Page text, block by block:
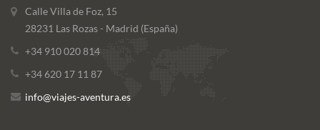
Calle Villa de Foz, 15
28231 Las Rozas - Madrid (España)
+34 910 020 814
+34 620 17 11 87
info@viajes-aventura.es